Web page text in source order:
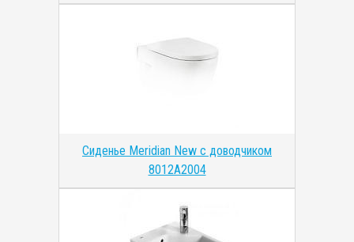
Сиденье Meridian New с доводчиком
8012A2004